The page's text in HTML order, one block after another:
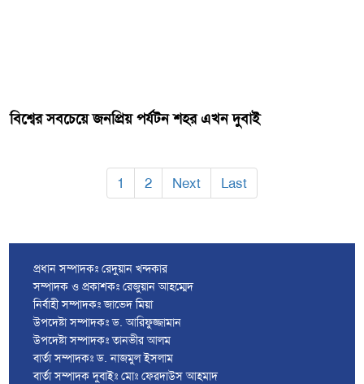
বিশ্বের সবচেয়ে জনপ্রিয় পর্যটন শহর এখন দুবাই
1 2 Next Last
প্রধান সম্পাদকঃ রেদুয়ান খন্দকার
সম্পাদক ও প্রকাশকঃ রেজুয়ান আহম্মেদ
নির্বাহী সম্পাদকঃ জাভেদ মিয়া
উপদেষ্টা সম্পাদকঃ ড. আরিফুজ্জামান
উপদেষ্টা সম্পাদকঃ তানভীর আলম
বার্তা সম্পাদকঃ ড. নাজমুল ইসলাম
বার্তা সম্পাদক দুবাইঃ মোঃ ফেরদাউস আহমাদ